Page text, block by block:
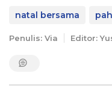
natal bersama
Penulis: Via Editor: